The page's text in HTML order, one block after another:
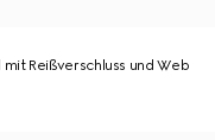
Reißverschluss und Web